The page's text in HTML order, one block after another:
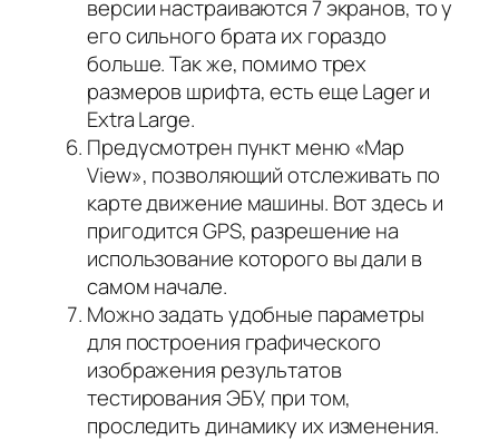
версии настраиваются 7 экранов, то у
его сильного брата их гораздо
больше. Так же, помимо трех
размеров шрифта, есть еще Lager и
Extra Large.
Предусмотрен пункт меню «Map
View», позволяющий отслеживать по
картедвижение машины. Вот здесь и
пригодится GPS, разрешение на
использование которого вы дали в
самом начале.
Можно задать удобные параметры
для построения графического
изображения результатов
тестирования ЭБУ, при том,
проследить динамику их изменения.